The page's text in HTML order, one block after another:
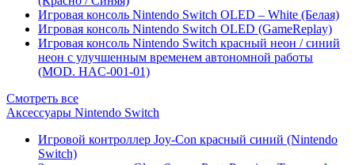
Игровая консоль Nintendo Switch OLED – White (Белая)
Игровая консоль Nintendo Switch OLED (GameReplay)
Игровая консоль Nintendo Switch красный неон / синий
неон с улучшенным временем автономной работы
(MOD. HAC-001-01)
Смотреть все
Аксессуары Nintendo Switch
Игровой контроллер Joy-Con красный синий (Nintendo
Switch)